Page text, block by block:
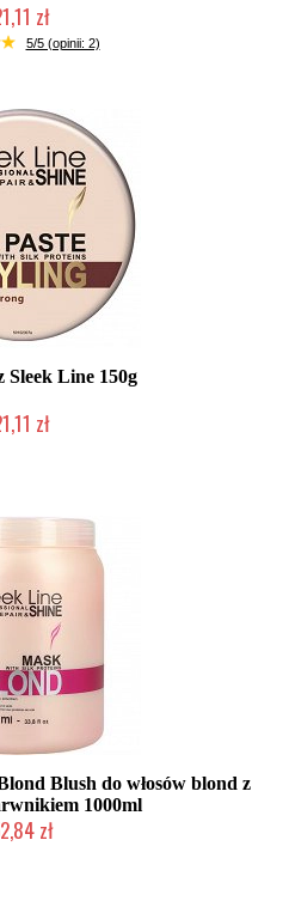
zł
(wysyłka w 24h)
5/5 (opinii: 2)
Sleek Line 150g
zł
Blush do włosów blond z
1000ml
zł